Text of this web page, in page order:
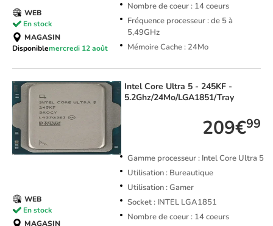
Nombre de coeur : 14 coeurs
Fréquence processeur : de 5 à
5,49GHz
Mémoire Cache : 24Mo
WEB
En stock
MAGASIN
Disponiblemercredi 12 août
IntelCore Ultra 5 - 245KF -
5.2Ghz/24Mo/LGA1851/Tray
209€99
Gamme processeur : Intel Core Ultra 5
Utilisation : Bureautique
Utilisation : Gamer
Socket : INTEL LGA1851
Nombre de coeur : 14 coeurs
WEB
En stock
MAGASIN